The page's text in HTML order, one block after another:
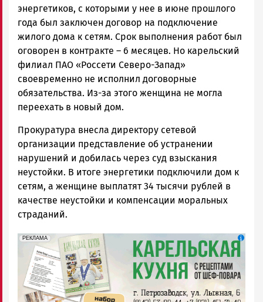
энергетиков, с которыми у нее в июне прошлого
года был заключен договор на подключение
жилого дома к сетям. Срок выполнения работ был
оговорен в контракте – 6 месяцев. Но карельский
филиал ПАО «Россети Северо-Запад»
своевременно не исполнил договорные
обязательства. Из-за этого женщина не могла
переехать в новый дом.
Прокуратура внесла директору сетевой
организации представление об устранении
нарушений и добилась через суд взыскания
неустойки. В итоге энергетики подключили дом к
сетям, а женщине выплатят 34 тысячи рублей в
качестве неустойки и компенсации моральных
страданий.
erid: 2SDnjdZZiDC
РЕКЛАМА
Реклама